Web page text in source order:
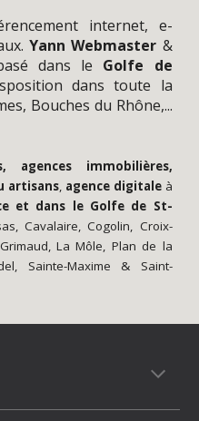
internet, e-
.YannWebmaster &
dans le Golfe de
dans toute la
, Bouches du Rhône,...
agences immobilières,
artisans, agence digitaleà
et dans le Golfe de St-
,Cavalaire,Cogolin, Croix-
Grimaud,La Môle, Plan de la
, Sainte-Maxime & Saint-